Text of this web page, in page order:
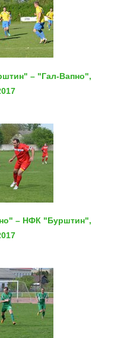
– "Гал-Вапно",
– НФК "Бурштин",